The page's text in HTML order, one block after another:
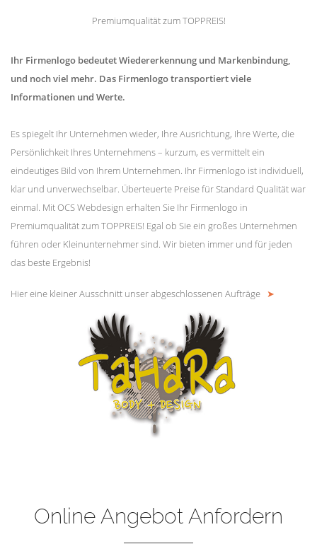
Premiumqualität zum TOPPREIS!
Ihr Firmenlogo bedeutet Wiedererkennung und Markenbindung,
und noch viel mehr. Das Firmenlogo transportiert viele
Informationen und Werte.
Es spiegelt Ihr Unternehmen wieder, Ihre Ausrichtung, Ihre Werte, die
Persönlichkeit Ihres Unternehmens – kurzum, es vermittelt ein
eindeutiges Bild von Ihrem Unternehmen. Ihr Firmenlogo ist individuell,
klar und unverwechselbar. Überteuerte Preise für Standard Qualität war
einmal. Mit OCS Webdesign erhalten Sie Ihr Firmenlogo in
Premiumqualität zum TOPPREIS! Egal ob Sie ein großes Unternehmen
führen oder Kleinunternehmer sind. Wir bieten immer und für jeden
das beste Ergebnis!
Hier eine kleiner Ausschnitt unser abgeschlossenen Aufträge ➤
Online Angebot Anfordern